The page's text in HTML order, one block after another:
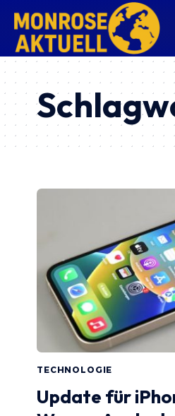
TECHNOLOGIE
Update für